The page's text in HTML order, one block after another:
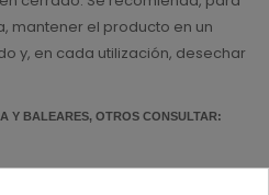
mantener el producto en un
y, en cada utilización, desechar
Y BALEARES, OTROS CONSULTAR: